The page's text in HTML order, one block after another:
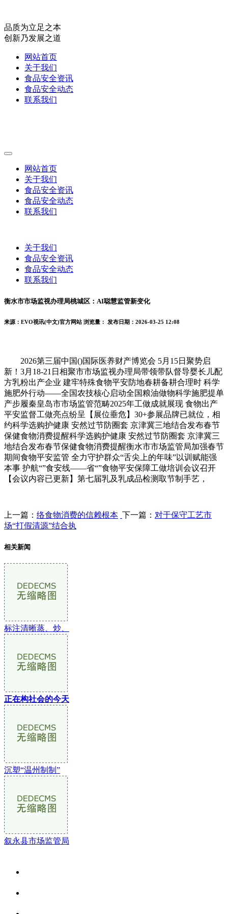
品质为立足之本
创新乃发展之道
网站首页
关于我们
食品安全资讯
食品安全动态
联系我们
网站首页
关于我们
食品安全资讯
食品安全动态
联系我们
关于我们
食品安全资讯
食品安全动态
联系我们
衡水市市场监视办理局桃城区：AI聪慧监管新变化
来源：EVO视讯(中文)官方网站 浏览量： 发布日期：2026-03-25 12:08
2026第三届中国()国际医养财产博览会 5月15日聚势启
新！3月18-21日相聚市市场监视办理局带领带队督导婴长儿配
方乳粉出产企业 建牢特殊食物平安防地春耕备耕合理时 科学
施肥外行动——全国农技核心启动全国粮油做物科学施肥提单
产步履秦皇岛市市场监管范畴2025年工做成就展现 食物出产
平安监督工做亮点纷呈【展位垂危】30+参展品牌已就位，相
约科学选购护健康 安然过节防圈套 京津冀三地结合发布春节
保健食物消费提醒科学选购护健康 安然过节防圈套 京津冀三
地结合发布春节保健食物消费提醒衡水市市场监管局加强春节
期间食物平安监管 全力守护群众“舌尖上的年味”以训赋能强
本事 护航“”食安线——省“”食物平安保障工做培训会议召开
【会议内容已更新】第七届乳及乳成品检测取节制手艺，
上一篇： 络食物消费的信赖根本 下一篇： 对于保守工艺市
场“打假清源”结合执
相关新闻
标注清晰蒸、炒、
正在构社会的今天
沉塑“温州制制”
叙永县市场监管局